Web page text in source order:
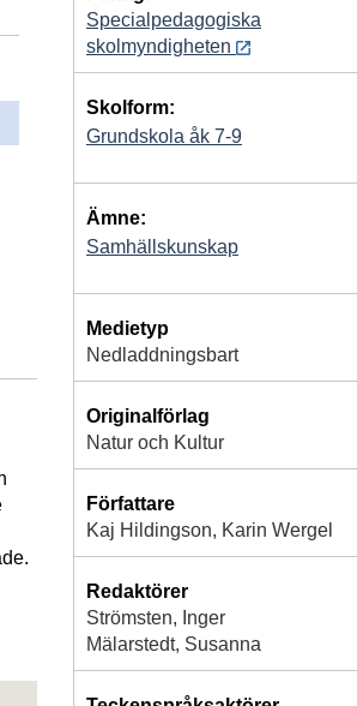
Specialpedagogiska
skolmyndigheten
Skolform:
Grundskola åk 7-9
Ämne:
Samhällskunskap
Medietyp
Nedladdningsbart
Originalförlag
Natur och Kultur
Författare
Kaj Hildingson, Karin Wergel
Redaktörer
Strömsten, Inger
Mälarstedt, Susanna